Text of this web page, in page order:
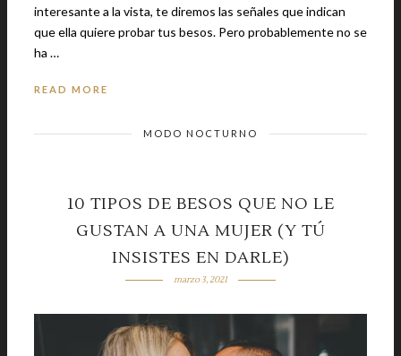
interesante a la vista, te diremos las señales que indican
que ella quiere probar tus besos. Pero probablemente no se
ha …
READ MORE
MODO NOCTURNO
10 TIPOS DE BESOS QUE NO LE
GUSTAN A UNA MUJER (Y TÚ
INSISTES EN DARLE)
marzo 3, 2021